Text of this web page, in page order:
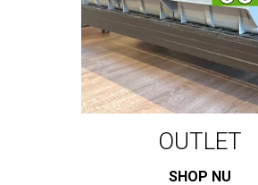
OUTLET
SHOP NU